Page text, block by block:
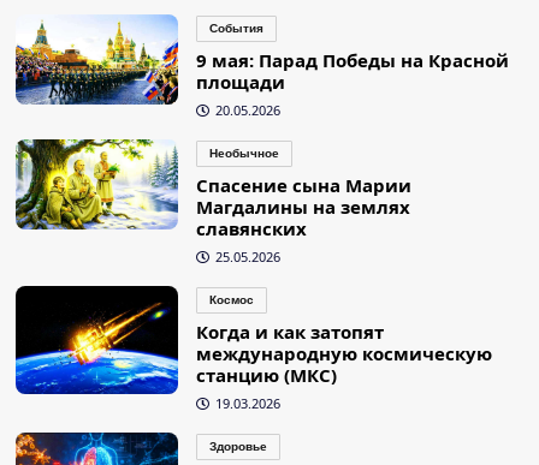
События
9 мая: Парад Победы на Красной
площади
20.05.2026
Необычное
Спасение сына Марии
Магдалины на землях
славянских
25.05.2026
Космос
Когда и как затопят
международную космическую
станцию (МКС)
19.03.2026
Здоровье